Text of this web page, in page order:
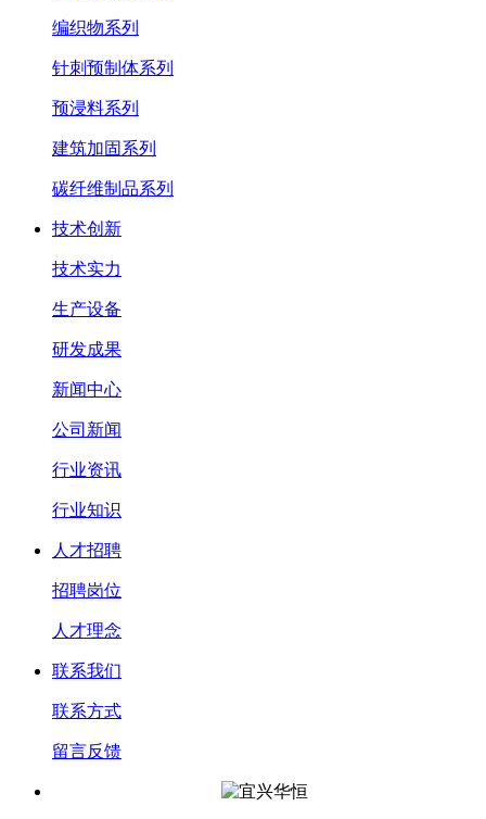
编织物系列
针刺预制体系列
预浸料系列
建筑加固系列
碳纤维制品系列
技术创新
技术实力
生产设备
研发成果
新闻中心
公司新闻
行业资讯
行业知识
人才招聘
招聘岗位
人才理念
联系我们
联系方式
留言反馈